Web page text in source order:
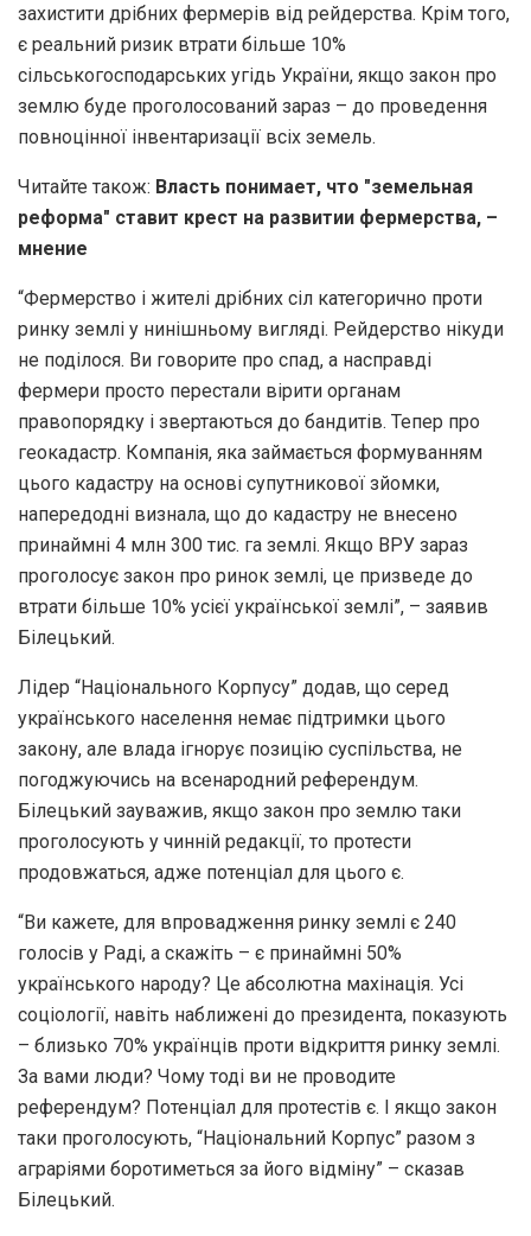
захистити дрібних фермерів від рейдерства. Крім того,
є реальний ризик втрати більше 10%
сільськогосподарських угідь України, якщо закон про
землю буде проголосований зараз – до проведення
повноцінної інвентаризації всіх земель.
Читайте також: Власть понимает, что "земельная
реформа" ставит крест на развитии фермерства, –
мнение
“Фермерство і жителі дрібних сіл категорично проти
ринку землі у нинішньому вигляді. Рейдерство нікуди
не поділося. Ви говорите про спад, а насправді
фермери просто перестали вірити органам
правопорядку і звертаються до бандитів. Тепер про
геокадастр. Компанія, яка займається формуванням
цього кадастру на основі супутникової зйомки,
напередодні визнала, що до кадастру не внесено
принаймні 4 млн 300 тис. га землі. Якщо ВРУ зараз
проголосує закон про ринок землі, це призведе до
втрати більше 10% усієї української землі”, – заявив
Білецький.
Лідер “Національного Корпусу” додав, що серед
українського населення немає підтримки цього
закону, але влада ігнорує позицію суспільства, не
погоджуючись на всенародний референдум.
Білецький зауважив, якщо закон про землю таки
проголосують у чинній редакції, то протести
продовжаться, адже потенціал для цього є.
“Ви кажете, для впровадження ринку землі є 240
голосів у Раді, а скажіть – є принаймні 50%
українського народу? Це абсолютна махінація. Усі
соціології, навіть наближені до президента, показують
– близько 70% українців проти відкриття ринку землі.
За вами люди? Чому тоді ви не проводите
референдум? Потенціал для протестів є. І якщо закон
таки проголосують, “Національний Корпус” разом з
аграріями боротиметься за його відміну” – сказав
Білецький.